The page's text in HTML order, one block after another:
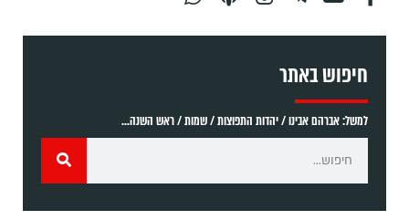
חיפוש באתר
למשל: אברהם אבינו / יהדות התפוצות / שמות / ראש השנה...